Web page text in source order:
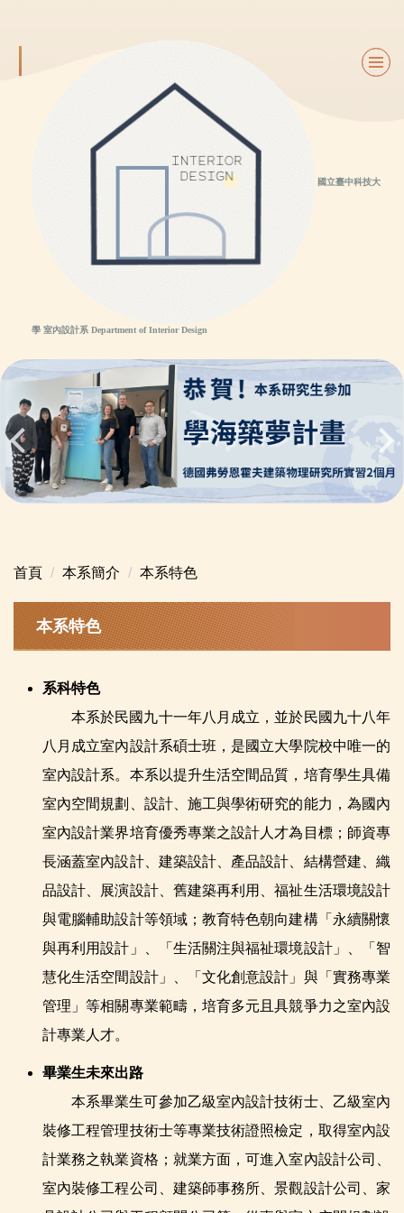
要
國立臺中科技大
學 室內設計系 Department of Interior Design
首頁 本系簡介 本系特色
本系特色
系科特色
本系於民國九十一年八月成立，並於民國九十八年
八月成立室內設計系碩士班，是國立大學院校中唯一的
室內設計系。本系以提升生活空間品質，培育學生具備
室內空間規劃、設計、施工與學術研究的能力，為國內
室內設計業界培育優秀專業之設計人才為目標；師資專
長涵蓋室內設計、建築設計、產品設計、結構營建、織
品設計、展演設計、舊建築再利用、福祉生活環境設計
與電腦輔助設計等領域；教育特色朝向建構「永續關懷
與再利用設計」、「生活關注與福祉環境設計」、「智
慧化生活空間設計」、「文化創意設計」與「實務專業
管理」等相關專業範疇，培育多元且具競爭力之室內設
計專業人才。
畢業生未來出路
本系畢業生可參加乙級室內設計技術士、乙級室內
裝修工程管理技術士等專業技術證照檢定，取得室內設
計業務之執業資格；就業方面，可進入室內設計公司、
室內裝修工程公司、建築師事務所、景觀設計公司、家